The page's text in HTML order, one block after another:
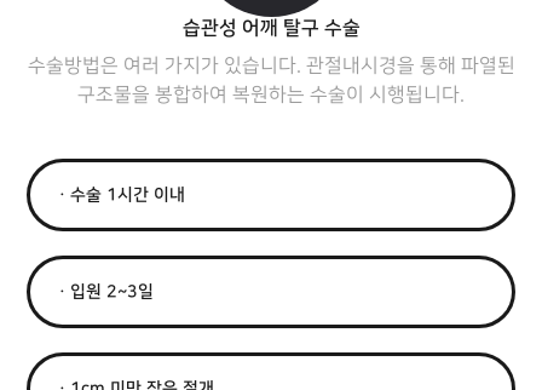
습관성 어깨 탈구 수술
수술방법은 여러 가지가 있습니다. 관절내시경을 통해 파열된
구조물을 봉합하여 복원하는 수술이 시행됩니다.
ㆍ수술 1시간 이내
ㆍ입원 2~3일